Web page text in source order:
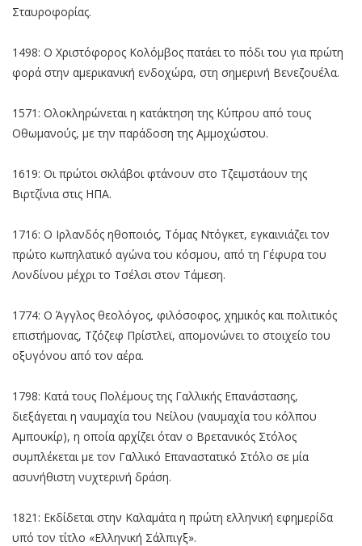
Σταυροφορίας.
1498: Ο Χριστόφορος Κολόμβος πατάει το πόδι του για πρώτη
φορά στην αμερικανική ενδοχώρα, στη σημερινή Βενεζουέλα.
1571: Ολοκληρώνεται η κατάκτηση της Κύπρου από τους
Οθωμανούς, με την παράδοση της Αμμοχώστου.
1619: Οι πρώτοι σκλάβοι φτάνουν στο Τζειμστάουν της
Βιρτζίνια στις ΗΠΑ.
1716: Ο Ιρλανδός ηθοποιός, Τόμας Ντόγκετ, εγκαινιάζει τον
πρώτο κωπηλατικό αγώνα του κόσμου, από τη Γέφυρα του
Λονδίνου μέχρι το Τσέλσι στον Τάμεση.
1774: Ο Άγγλος θεολόγος, φιλόσοφος, χημικός και πολιτικός
επιστήμονας, Τζόζεφ Πρίστλεϊ, απομονώνει το στοιχείο του
οξυγόνου από τον αέρα.
1798: Κατά τους Πολέμους της Γαλλικής Επανάστασης,
διεξάγεται η ναυμαχία του Νείλου (ναυμαχία του κόλπου
Αμπουκίρ), η οποία αρχίζει όταν ο Βρετανικός Στόλος
συμπλέκεται με τον Γαλλικό Επαναστατικό Στόλο σε μία
ασυνήθιστη νυχτερινή δράση.
1821: Εκδίδεται στην Καλαμάτα η πρώτη ελληνική εφημερίδα
υπό τον τίτλο «Ελληνική Σάλπιγξ».